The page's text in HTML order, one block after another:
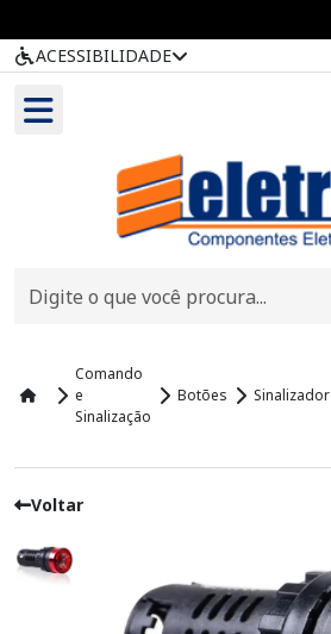
ACESSIBILIDADE
Comando
e
Sinalização
Botões Sinalizador
Voltar